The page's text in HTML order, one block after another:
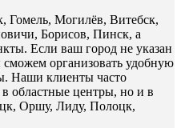
Гомель, Могилёв, Витебск,
Борисов, Пинск, а
Если ваш город не указан
организовать удобную
Наши клиенты часто
в областные центры, но и в
Оршу, Лиду, Полоцк,